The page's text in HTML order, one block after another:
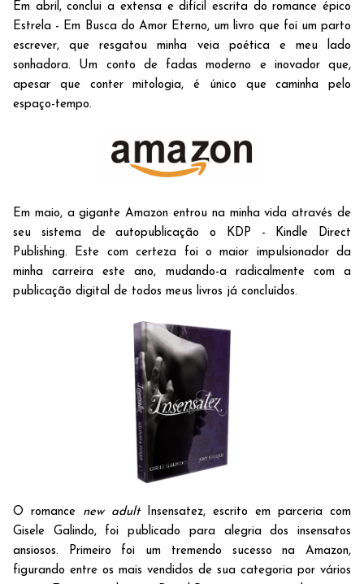
Em abril, conclui a extensa e difícil escrita do romance épico
Estrela - Em Busca do Amor Eterno, um livro que foi um parto
escrever, que resgatou minha veia poética e meu lado
sonhadora. Um conto de fadas moderno e inovador que,
apesar que conter mitologia, é único que caminha pelo
espaço-tempo.
Em maio, a gigante Amazon entrou na minha vida através de
seu sistema de autopublicação o KDP - Kindle Direct
Publishing. Este com certeza foi o maior impulsionador da
minha carreira este ano, mudando-a radicalmente com a
publicação digital de todos meus livros já concluídos.
O romance new adultInsensatez, escrito em parceria com
Gisele Galindo, foi publicado para alegria dos insensatos
ansiosos. Primeiro foi um tremendo sucesso na Amazon,
figurando entre os mais vendidos de sua categoria por vários